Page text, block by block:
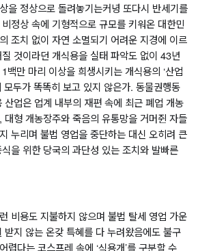
을 정상으로 돌려놓기는커녕 또다시 반세기를
비정상 속에 기형적으로 규모를 키워온 대한민
조치 없이 자연 소멸되기 어려운 지경에 이르
것이라던 개식용을 실태 파악도 없이 43년
1백만 마리 이상을 희생시키는 개식용의 ‘산업
두가 똑똑히 보고 있지 않은가. 동물권행동
산업은 업계 내부의 재편 속에 최근 폐업 개농
, 대형 개농장주와 죽음의 유통망을 거머쥔 자들
누리며 불법 영업을 중단하는 대신 오히려 큰
을 위한 당국의 과단성 있는 조치와 발빠른
비용도 지불하지 않으며 불법 탈세 영업 가운
받지 않는 온갖 특혜를 다 누려왔음에도 불구
렵다는 코스프레 속에 ‘식용개’를 구분할 수